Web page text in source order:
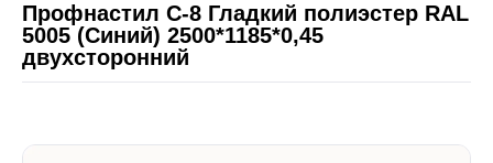
Металлочерепица
Профнастил С-8 Гладкий полиэстер RAL
5005 (Синий) 2500*1185*0,45
двухсторонний